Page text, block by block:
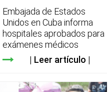
Embajada de Estados
Unidos en Cuba informa
hospitales aprobados para
exámenes médicos
Leer artículo